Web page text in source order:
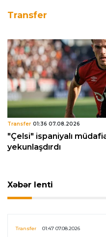
Transfer
Transfer 01:36 07.08.2026
"Çelsi" ispaniyalı
yekunlaşdırdı
Xəbər lenti
Transfer 01:47 07.08.2026